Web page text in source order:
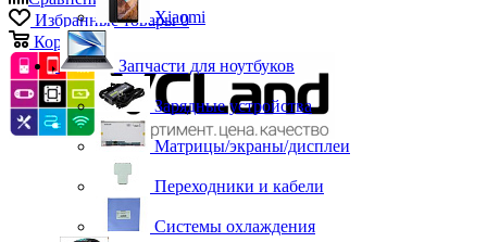
Избранные товары 0
Корзина 0
Xiaomi
Запчасти для ноутбуков
Зарядные устройства
Матрицы/экраны/дисплеи
Переходники и кабели
Системы охлаждения